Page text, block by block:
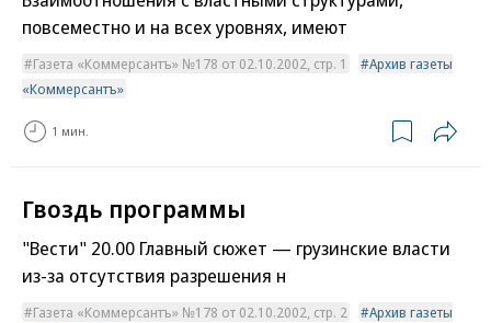
повсеместно и на всех уровнях, имеют
Газета «Коммерсантъ» №178 от 02.10.2002, стр. 1
Архив газеты
«Коммерсантъ»
1 мин.
Гвоздь программы
"Вести" 20.00 Главный сюжет — грузинские власти
из-за отсутствия разрешения н
Газета «Коммерсантъ» №178 от 02.10.2002, стр. 2
Архив газеты